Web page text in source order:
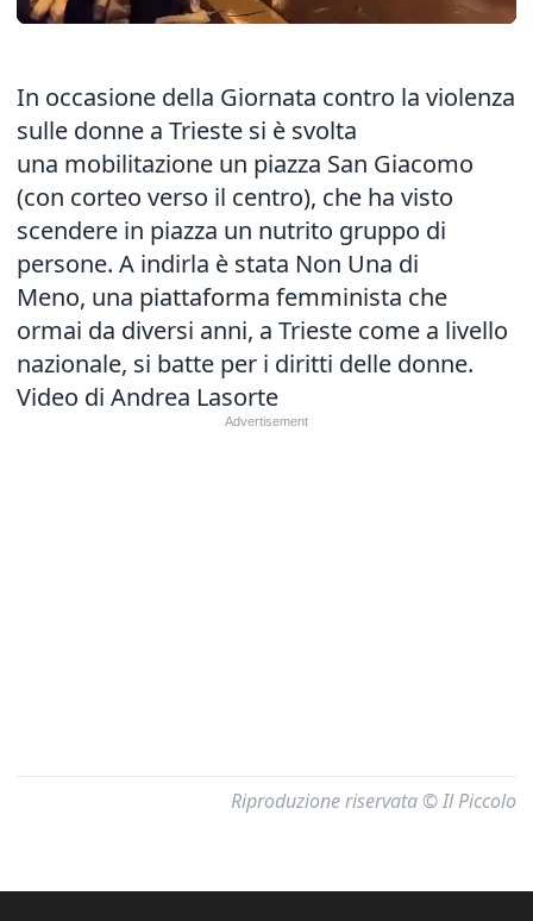
In occasione della Giornata contro la violenza
sulle donne a Trieste si è svolta
una mobilitazione un piazza San Giacomo
(con corteo verso il centro), che ha visto
scendere in piazza un nutrito gruppo di
persone. A indirla è stata Non Una di
Meno, una piattaforma femminista che
ormai da diversi anni, a Trieste come a livello
nazionale, si batte per i diritti delle donne.
Video di Andrea Lasorte
Riproduzione riservata © Il Piccolo